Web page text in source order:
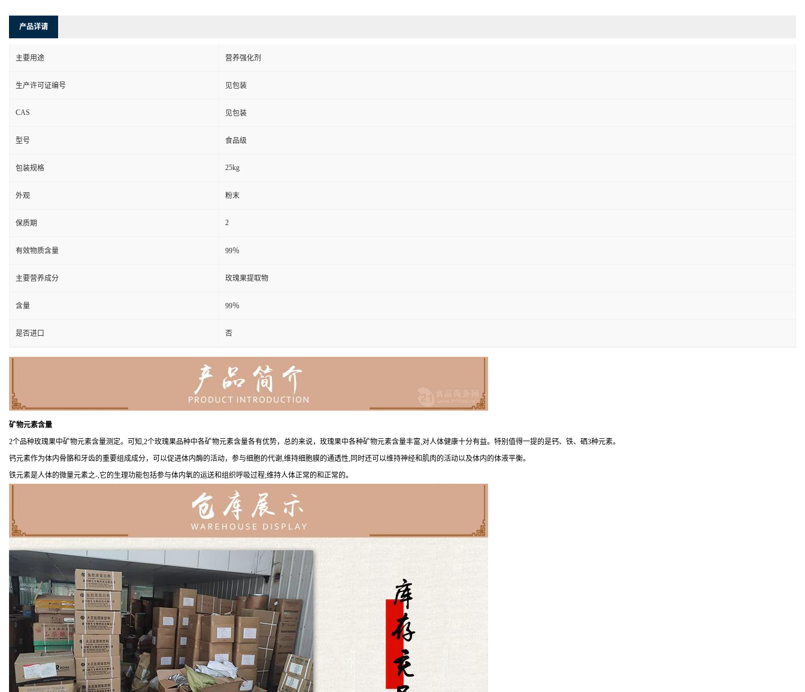
产品详请
主要用途 营养强化剂
生产许可证编号 见包装
CAS 见包装
型号 食品级
包装规格 25kg
外观 粉末
保质期 2
有效物质含量 99％
主要营养成分 玫瑰果提取物
含量 99％
是否进口 否
矿物元素含量
2个品种玫瑰果中矿物元素含量测定。可知,2个玫瑰果品种中各矿物元素含量各有优势，总的来说，玫瑰果中各种矿物元素含量丰富,对人体健康十分有益。特别值得一提的是钙、铁、硒3种元素。
钙元素作为体内骨骼和牙齿的重要组成成分，可以促进体内酶的活动，参与细胞的代谢,维持细胞膜的通透性,同时还可以维持神经和肌肉的活动以及体内的体液平衡。
铁元素是人体的微量元素之-,它的生理功能包括参与体内氧的运送和组织呼吸过程;维持人体正常的和正常的。